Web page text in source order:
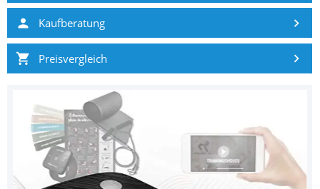
Kaufberatung
Preisvergleich